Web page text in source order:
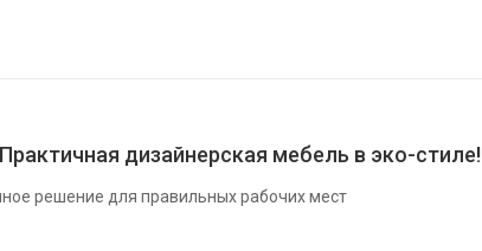
Практичная дизайнерская мебель в эко-стиле!
решение для правильных рабочих мест